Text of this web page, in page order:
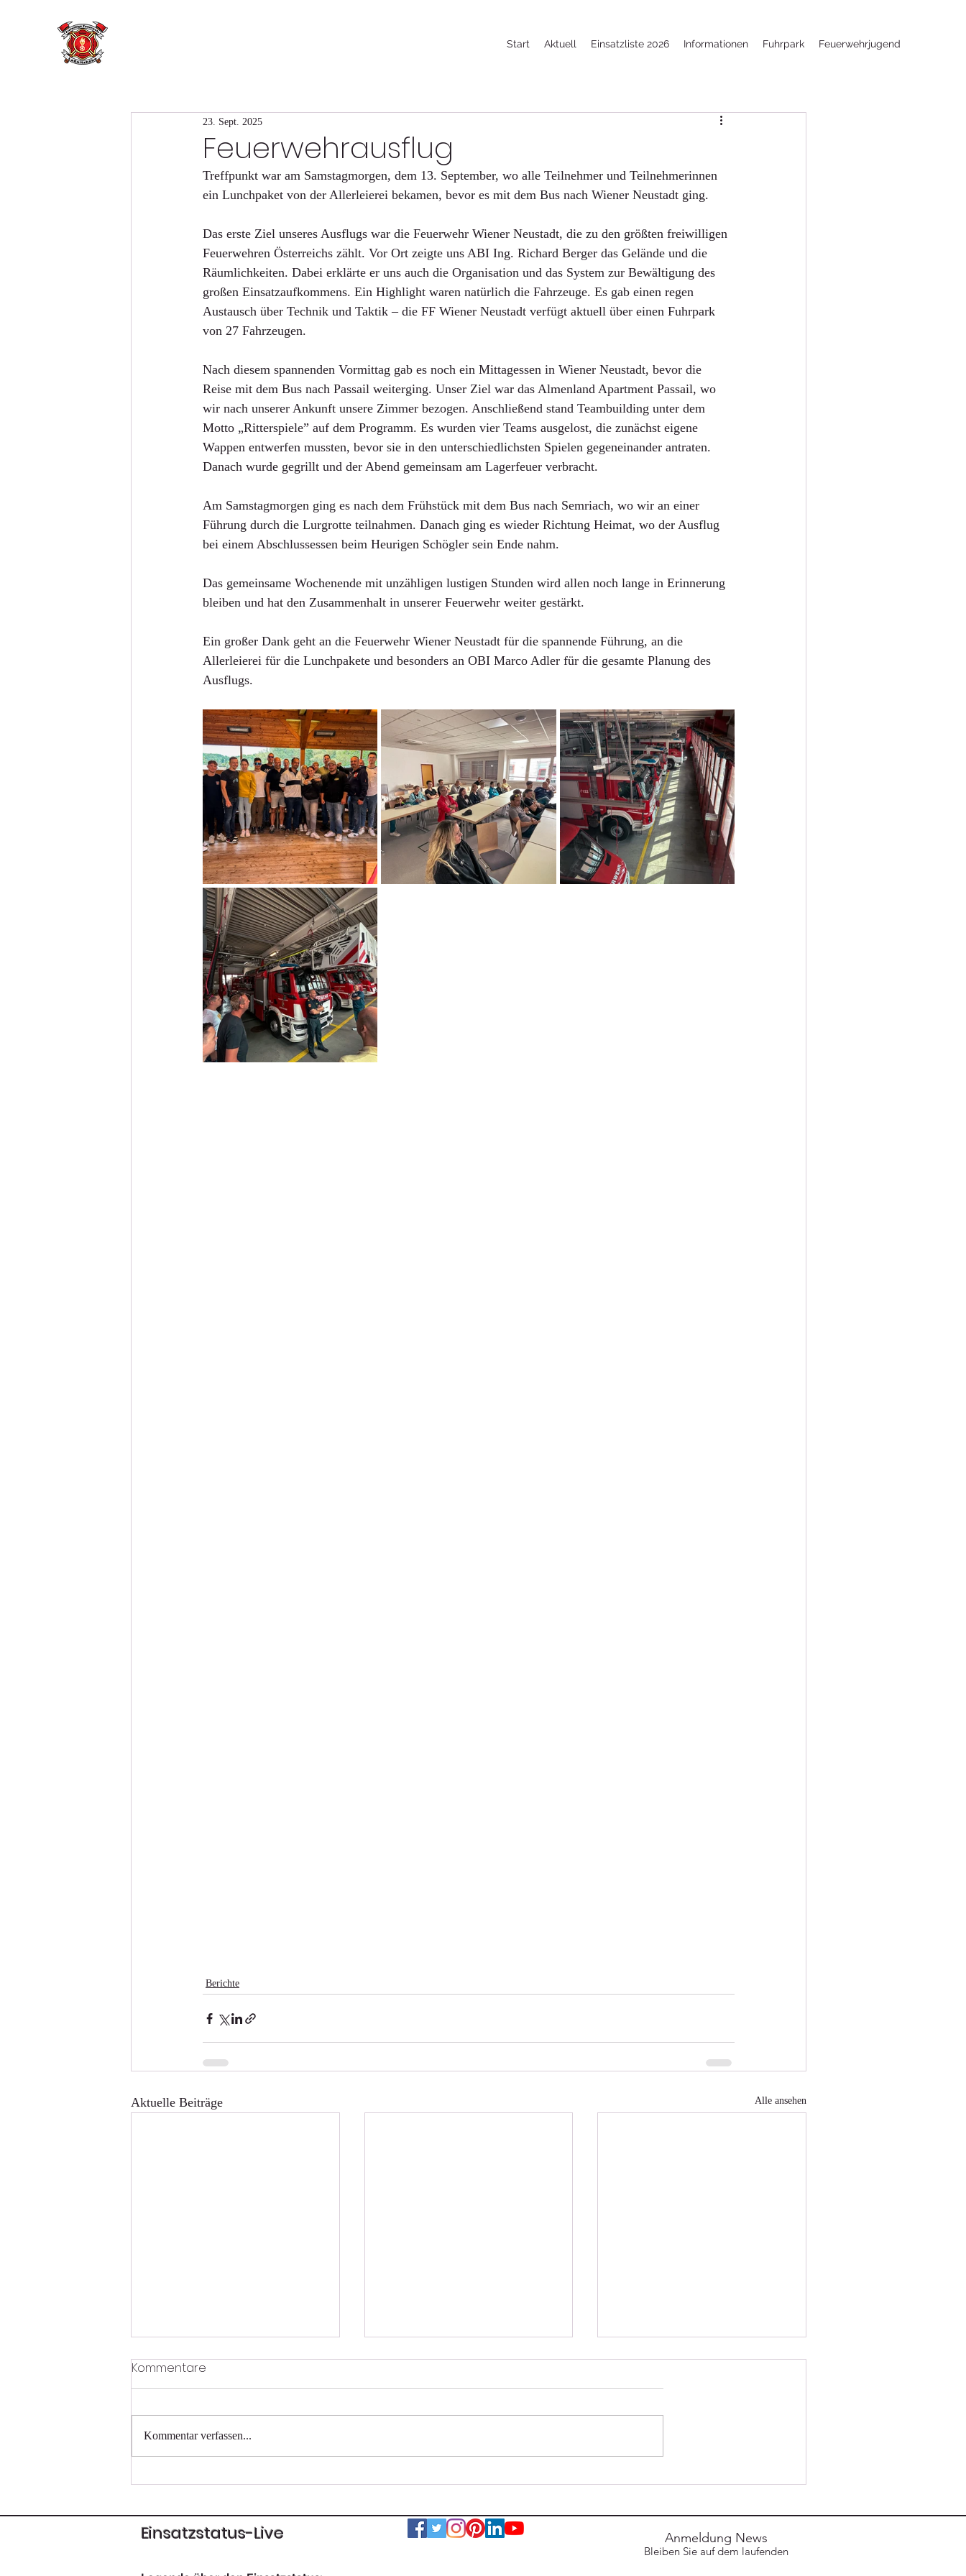
Start Aktuell Einsatzliste 2026 Informationen Fuhrpark Feuerwehrjugend
Feuerwehrausflug
23. Sept. 2025
Treffpunkt war am Samstagmorgen, dem 13. September, wo alle Teilnehmer und Teilnehmerinnen
ein Lunchpaket von der Allerleierei bekamen, bevor es mit dem Bus nach Wiener Neustadt ging.
Das erste Ziel unseres Ausflugs war die Feuerwehr Wiener Neustadt, die zu den größten freiwilligen
Feuerwehren Österreichs zählt. Vor Ort zeigte uns ABI Ing. Richard Berger das Gelände und die
Räumlichkeiten. Dabei erklärte er uns auch die Organisation und das System zur Bewältigung des
großen Einsatzaufkommens. Ein Highlight waren natürlich die Fahrzeuge. Es gab einen regen
Austausch über Technik und Taktik – die FF Wiener Neustadt verfügt aktuell über einen Fuhrpark
von 27 Fahrzeugen.
Nach diesem spannenden Vormittag gab es noch ein Mittagessen in Wiener Neustadt, bevor die
Reise mit dem Bus nach Passail weiterging. Unser Ziel war das Almenland Apartment Passail, wo
wir nach unserer Ankunft unsere Zimmer bezogen. Anschließend stand Teambuilding unter dem
Motto „Ritterspiele” auf dem Programm. Es wurden vier Teams ausgelost, die zunächst eigene
Wappen entwerfen mussten, bevor sie in den unterschiedlichsten Spielen gegeneinander antraten.
Danach wurde gegrillt und der Abend gemeinsam am Lagerfeuer verbracht.
Am Samstagmorgen ging es nach dem Frühstück mit dem Bus nach Semriach, wo wir an einer
Führung durch die Lurgrotte teilnahmen. Danach ging es wieder Richtung Heimat, wo der Ausflug
bei einem Abschlussessen beim Heurigen Schögler sein Ende nahm.
Das gemeinsame Wochenende mit unzähligen lustigen Stunden wird allen noch lange in Erinnerung
bleiben und hat den Zusammenhalt in unserer Feuerwehr weiter gestärkt.
Ein großer Dank geht an die Feuerwehr Wiener Neustadt für die spannende Führung, an die
Allerleierei für die Lunchpakete und besonders an OBI Marco Adler für die gesamte Planung des
Ausflugs.
Berichte
Aktuelle Beiträge Alle ansehen
Tragehilfe für das Rote
Wohnhausbrand
Verkehrsunfall mit
Kommentare
Kommentar verfassen...
Einsatzstatus-Live Anmeldung News
Bleiben Sie auf dem laufenden